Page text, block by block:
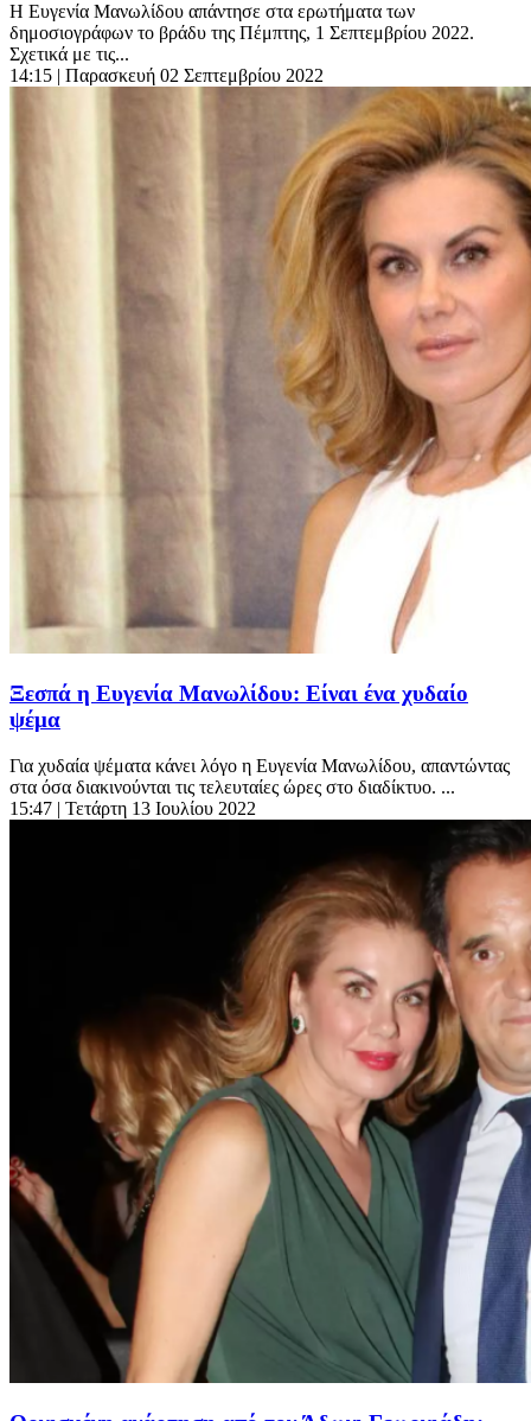
Η Ευγενία Μανωλίδου απάντησε στα ερωτήματα των
δημοσιογράφων το βράδυ της Πέμπτης, 1 Σεπτεμβρίου 2022.
Σχετικά με τις...
14:15 | Παρασκευή 02 Σεπτεμβρίου 2022
Ξεσπά η Ευγενία Μανωλίδου: Είναι ένα χυδαίο
ψέμα
Για χυδαία ψέματα κάνει λόγο η Ευγενία Μανωλίδου, απαντώντας
στα όσα διακινούνται τις τελευταίες ώρες στο διαδίκτυο. ...
15:47 | Τετάρτη 13 Ιουλίου 2022